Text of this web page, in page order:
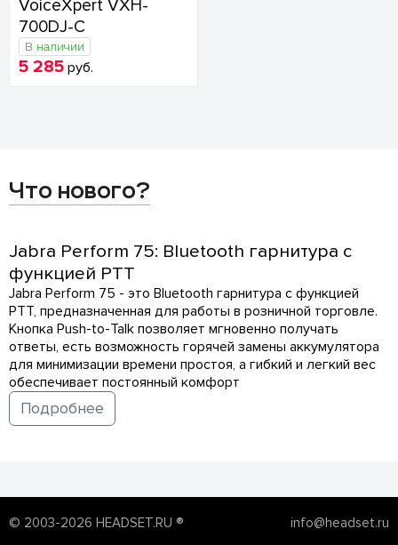
VoiceXpert VXH-
700DJ-C
В наличии
5 285 руб.
Что нового?
Jabra Perform 75: Bluetooth гарнитура с
функцией PTT
Jabra Perform 75 - это Bluetooth гарнитура с функцией
PTT, предназначенная для работы в розничной торговле.
Кнопка Push-to-Talk позволяет мгновенно получать
ответы, есть возможность горячей замены аккумулятора
для минимизации времени простоя, а гибкий и легкий вес
обеспечивает постоянный комфорт
Подробнее
© 2003-2026 HEADSET.RU ® info@headset.ru